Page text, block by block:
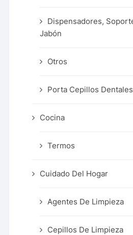
Dispensadores,
Jabón
Otros
Porta Cepillos Dentales
Cocina
Termos
Cuidado Del Hogar
Agentes De Limpieza
Cepillos De Limpieza